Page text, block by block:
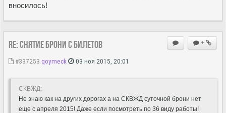
вносилось!
+
Re: Снятие брони с билетов
#337253 qoymeck 03 ноя 2015, 20:01
СКВЖД:
Не знаю как на других дорогах а на СКВЖД суточной брони нет
еще с апреля 2015! Даже если посмотреть по 36 виду работы!